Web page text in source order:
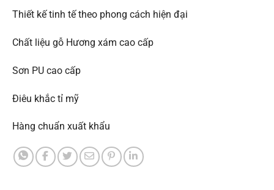
Thiết kế tinh tế theo phong cách hiện đại
Chất liệu gỗ Hương xám cao cấp
Sơn PU cao cấp
Điêu khắc tỉ mỹ
Hàng chuẩn xuất khẩu